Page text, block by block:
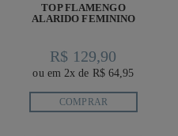
TOP FLAMENGO
ALARIDO FEMININO
R$ 129,90
ou em 2x de R$ 64,95
COMPRAR